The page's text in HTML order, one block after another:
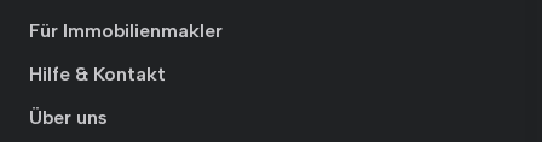
Für Immobilienmakler
Hilfe & Kontakt
Über uns